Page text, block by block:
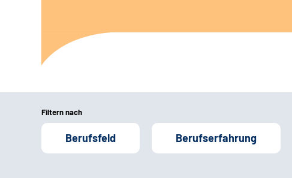
Filtern nach
Berufsfeld Berufserfahrung